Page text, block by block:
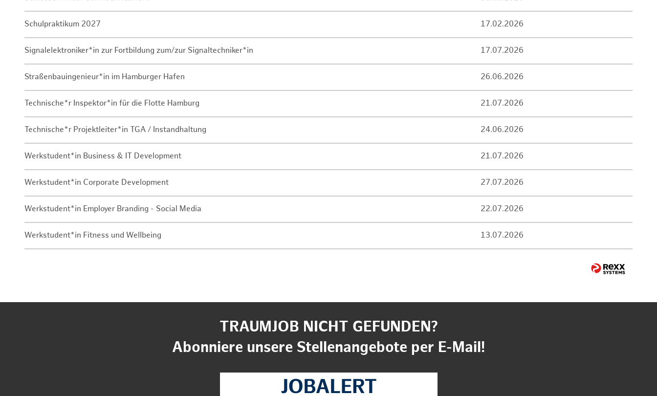
Schulpraktikum 2027 17.02.2026
Signalelektroniker*in zur Fortbildung zum/zur Signaltechniker*in 17.07.2026
Straßenbauingenieur*in im Hamburger Hafen 26.06.2026
Technische*r Inspektor*in für die Flotte Hamburg 21.07.2026
Technische*r Projektleiter*in TGA / Instandhaltung 24.06.2026
Werkstudent*in Business & IT Development 21.07.2026
Werkstudent*in Corporate Development 27.07.2026
Werkstudent*in Employer Branding - Social Media 22.07.2026
Werkstudent*in Fitness und Wellbeing 13.07.2026
TRAUMJOB NICHT GEFUNDEN?
Abonniere unsere Stellenangebote per E-Mail!